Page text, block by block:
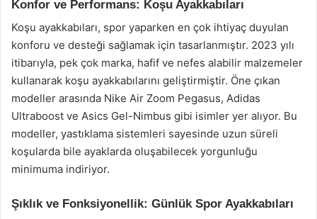
Konfor ve Performans: Koşu Ayakkabıları
Koşu ayakkabıları, spor yaparken en çok ihtiyaç duyulan
konforu ve desteği sağlamak için tasarlanmıştır. 2023 yılı
itibarıyla, pek çok marka, hafif ve nefes alabilir malzemeler
kullanarak koşu ayakkabılarını geliştirmiştir. Öne çıkan
modeller arasında Nike Air Zoom Pegasus, Adidas
Ultraboost ve Asics Gel-Nimbus gibi isimler yer alıyor. Bu
modeller, yastıklama sistemleri sayesinde uzun süreli
koşularda bile ayaklarda oluşabilecek yorgunluğu
minimuma indiriyor.
Şıklık ve Fonksiyonellik: Günlük Spor Ayakkabıları